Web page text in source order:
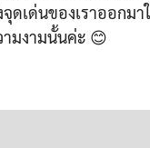
ดเด่นของเราออกม
มงามนั้นค่ะ 😊